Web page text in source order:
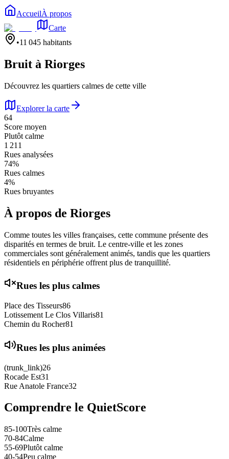
AccueilÀ propos
Carte
•11 045 habitants
Bruit à Riorges
Découvrez les quartiers calmes de cette ville
Explorer la carte
64
Score moyen
Plutôt calme
1 211
Rues analysées
74%
Rues calmes
4%
Rues bruyantes
À propos de Riorges
Comme toutes les villes françaises, cette commune présente des
disparités en termes de bruit. Le centre-ville et les zones
commerciales sont généralement animés, tandis que les quartiers
résidentiels en périphérie offrent plus de tranquillité.
Rues les plus calmes
Place des Tisseurs86
Lotissement Le Clos Villaris81
Chemin du Rocher81
Rues les plus animées
(trunk_link)26
Rocade Est31
Rue Anatole France32
Comprendre le QuietScore
85-100Très calme
70-84Calme
55-69Plutôt calme
40-54Peu calme